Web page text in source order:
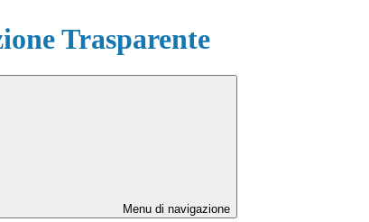
Trasparente
Menu di navigazione